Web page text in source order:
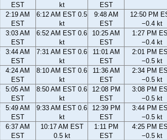
EST
kt
EST
2:19 AM
EST
6:12 AM EST 0.5
kt
9:48 AM
EST
12:50 PM
−0.4 kt
3:03 AM
EST
6:52 AM EST 0.6
kt
10:25 AM
EST
1:27 PM
−0.4 kt
3:44 AM
EST
7:31 AM EST 0.6
kt
11:01 AM
EST
2:01 PM
−0.5 kt
4:24 AM
EST
8:10 AM EST 0.6
kt
11:36 AM
EST
2:34 PM
−0.5 kt
5:05 AM
EST
8:50 AM EST 0.6
kt
12:08 PM
EST
3:08 PM
−0.5 kt
5:49 AM
EST
9:33 AM EST 0.6
kt
12:39 PM
EST
3:44 PM
−0.5 kt
6:37 AM
EST
10:17 AM EST
0.5 kt
1:11 PM
EST
4:25 PM
−0.5 kt